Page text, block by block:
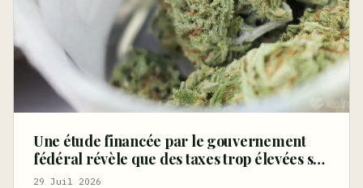
Une étude financée par le gouvernement
fédéral révèle que des taxes trop élevées sur
le cannabis poussent les consommateurs
29 Juil 2026